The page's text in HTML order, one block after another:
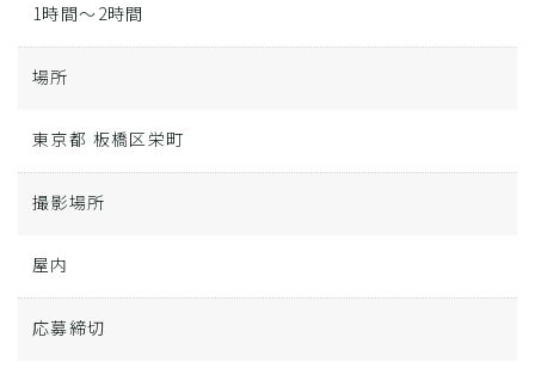
1時間～2時間
場所
東京都 板橋区栄町
撮影場所
屋内
応募締切